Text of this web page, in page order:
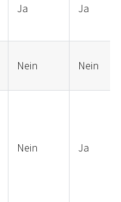
Ja Ja
Nein Nein
Nein Ja